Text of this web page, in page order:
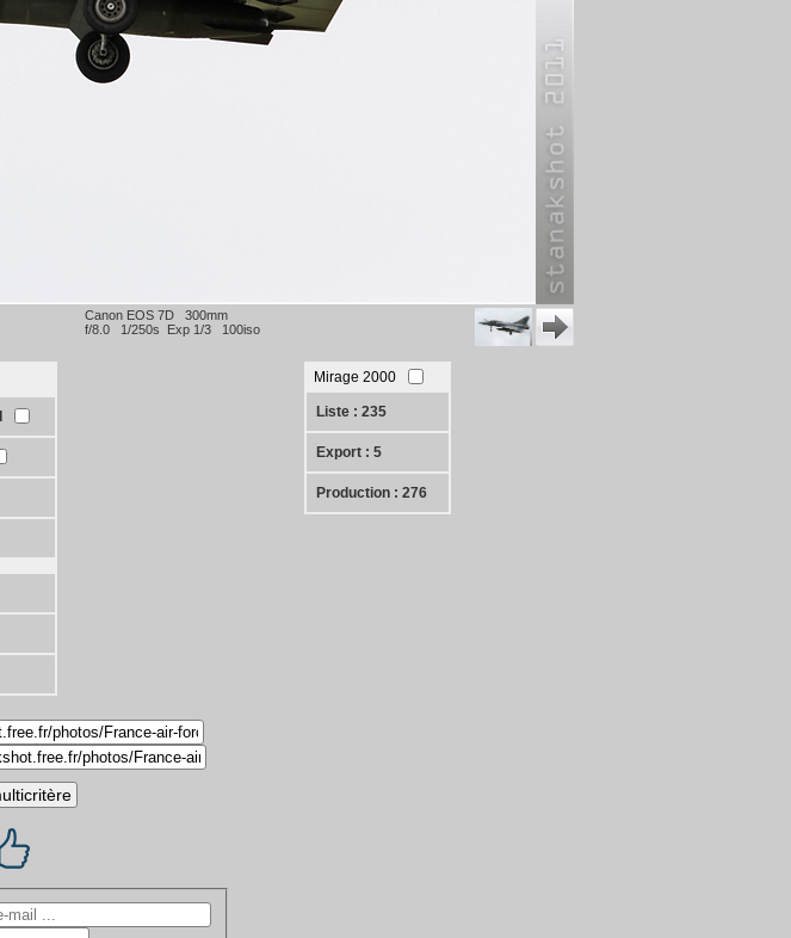
Canon EOS 7D 300mm
f/8.0 1/250s Exp 1/3 100iso
Mirage 2000
Liste : 235
Export : 5
Production : 276